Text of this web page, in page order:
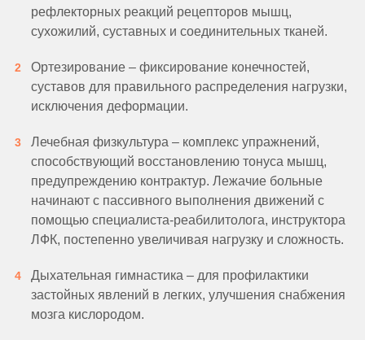
рефлекторных реакций рецепторов мышц,
сухожилий, суставных и соединительных тканей.
Ортезирование – фиксирование конечностей,
суставов для правильного распределения нагрузки,
исключения деформации.
Лечебная физкультура – комплекс упражнений,
способствующий восстановлению тонуса мышц,
предупреждению контрактур. Лежачие больные
начинают с пассивного выполнения движений с
помощью специалиста-реабилитолога, инструктора
ЛФК, постепенно увеличивая нагрузку и сложность.
Дыхательная гимнастика – для профилактики
застойных явлений в легких, улучшения снабжения
мозга кислородом.